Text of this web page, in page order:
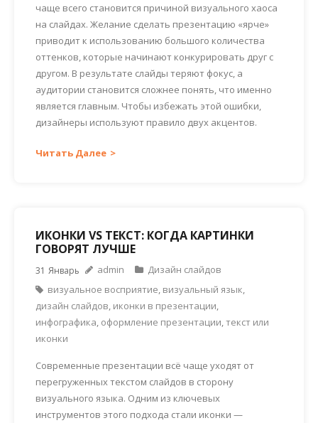
чаще всего становится причиной визуального хаоса
на слайдах. Желание сделать презентацию «ярче»
приводит к использованию большого количества
оттенков, которые начинают конкурировать друг с
другом. В результате слайды теряют фокус, а
аудитории становится сложнее понять, что именно
является главным. Чтобы избежать этой ошибки,
дизайнеры используют правило двух акцентов.
Читать Далее
ИКОНКИ VS ТЕКСТ: КОГДА КАРТИНКИ
ГОВОРЯТ ЛУЧШЕ
31 Январь admin
Дизайн слайдов
визуальное восприятие визуальный язык
дизайн слайдов иконки в презентации
инфографика оформление презентации текст или
иконки
Современные презентации всё чаще уходят от
перегруженных текстом слайдов в сторону
визуального языка. Одним из ключевых
инструментов этого подхода стали иконки —